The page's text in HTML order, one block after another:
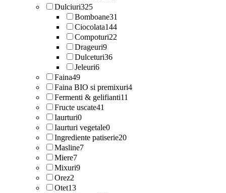
Dulciuri325
Bomboane31
Ciocolata144
Compoturi22
Drageuri9
Dulceturi36
Jeleuri6
Faina49
Faina BIO si premixuri4
Fermenti & gelifianti11
Fructe uscate41
Iaurturi0
Iaurturi vegetale0
Ingrediente patiserie20
Masline7
Miere7
Mixuri9
Orez2
Otet13